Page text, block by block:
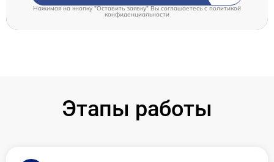
Нажимая на кнопку "Оставить заявку" Вы соглашаетесь c политикой
конфиденциальности
Этапы работы